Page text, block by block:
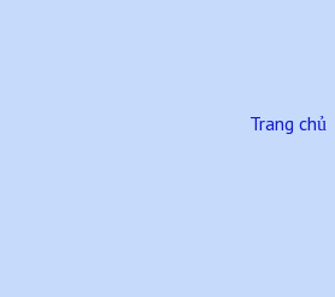
Trang chủ